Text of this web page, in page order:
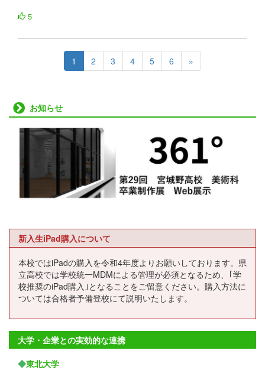
5
1 2 3 4 5 6 »
お知らせ
新入生iPad購入について
本校ではiPadの購入を令和4年度よりお願いしております。県
立高校では学校統一MDMによる管理が必須となるため、｢学
校推奨のiPad購入｣となることをご留意ください。購入方法に
ついては合格者予備登校にて説明いたします。
大学・企業との実効的な連携
◆東北大学